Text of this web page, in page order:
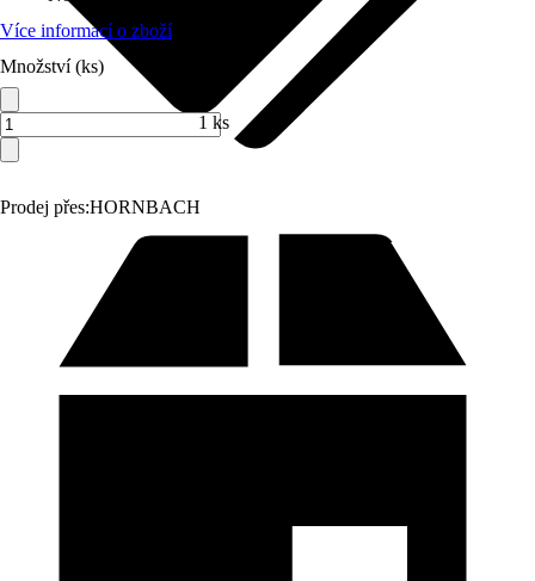
Prodej přes:HORNBACH
Více informací o zboží
Množství (ks)
1 ks